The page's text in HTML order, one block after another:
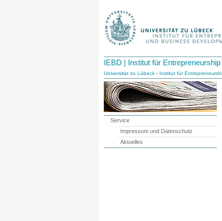
IEBD | Institut für
Universität zu Lübeck - Institut für
Service
Impressum und Datenschutz
Aktuelles